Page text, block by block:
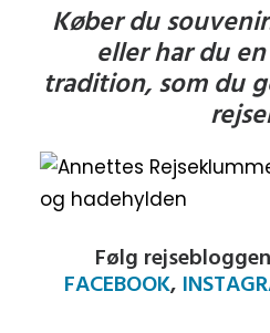
Køber du
eller har du
tradition, som du
Følg
FACEBOOK,